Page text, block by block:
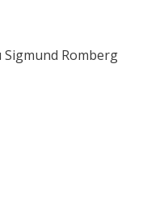
Romberg